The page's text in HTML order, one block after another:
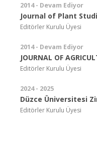
2014 - Devam Ediyor
Journal of Plant
Editörler Kurulu Üyesi
2014 - Devam Ediyor
JOURNAL OF
Editörler Kurulu Üyesi
2024 - 2025
Düzce Üniversitesi
Editörler Kurulu Üyesi